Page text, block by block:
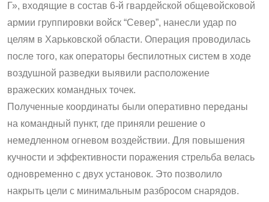
Г», входящие в состав 6-й гвардейской общевойсковой
армии группировки войск “Север”, нанесли удар по
целям в Харьковской области. Операция проводилась
после того, как операторы беспилотных систем в ходе
воздушной разведки выявили расположение
вражеских командных точек.
Полученные координаты были оперативно переданы
на командный пункт, где приняли решение о
немедленном огневом воздействии. Для повышения
кучности и эффективности поражения стрельба велась
одновременно с двух установок. Это позволило
накрыть цели с минимальным разбросом снарядов.